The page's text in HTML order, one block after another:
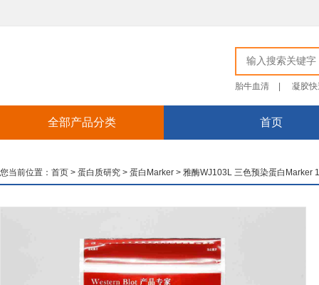
胎牛血清 凝胶
全部产品分类 首页
您当前位置： 首页 > 蛋白质研究 > 蛋白Marker > 雅酶WJ103L 三色预染蛋白Marker